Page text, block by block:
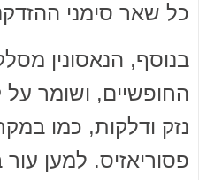
כל שאר סימני
בנוסף, הנאסונין
החופשיים, ושומר על
נזק ודלקות, כמו
פסוריאזיס. למען